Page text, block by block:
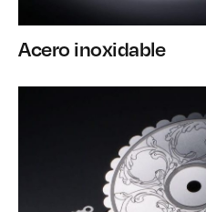
Acero inoxidable